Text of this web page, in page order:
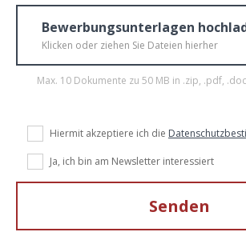
Bewerbungsunterlagen
Klicken oder ziehen Sie Dateien hierher
Max. 10 Dokumente zu 50 MB in .zip, .pdf,
Hiermit akzeptiere ich die
Ja, ich bin am Newsletter interessiert
Senden